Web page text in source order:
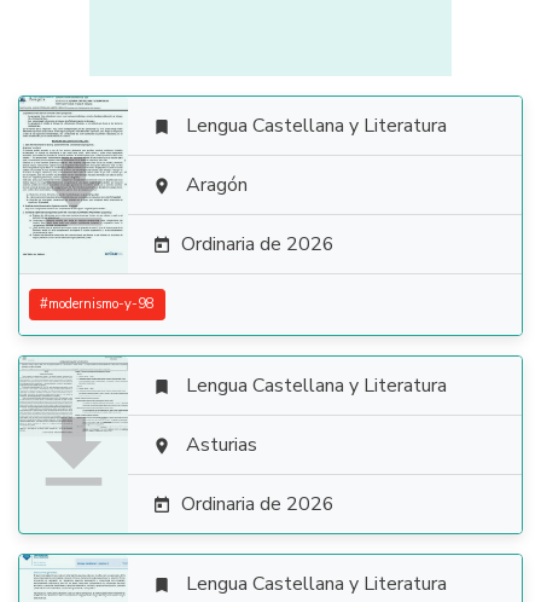

 Lengua Castellana y Literatura
 Aragón
 Ordinaria de 2026
#modernismo-y-98

 Lengua Castellana y Literatura
 Asturias
 Ordinaria de 2026
 Lengua Castellana y Literatura